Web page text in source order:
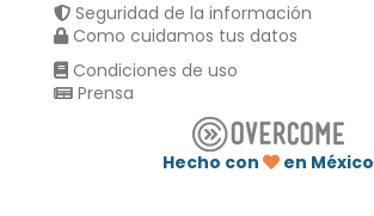
Seguridad de la información
Como cuidamos tus datos
Condiciones de uso
Prensa
Hecho con
en México